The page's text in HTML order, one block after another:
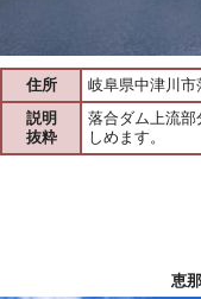
住所
岐阜県中津川市
説明
抜粋
落合ダム上流
しめます。
恵